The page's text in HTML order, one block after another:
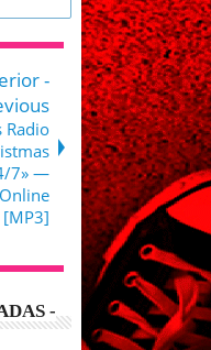
-
Radio
7» —
-